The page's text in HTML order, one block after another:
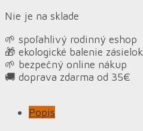
Nie je na sklade
🌱 spoľahlivý rodinný eshop
🎁 ekologické balenie zásielok
🌱 bezpečný online nákup
🚚 doprava zdarma od 35€
Popis